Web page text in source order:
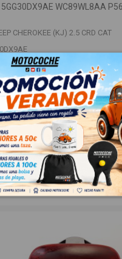
5GG30DX9AE WC89WL8AA
CHEROKEE (KJ) 2.5 CRD CAT
IVA
€